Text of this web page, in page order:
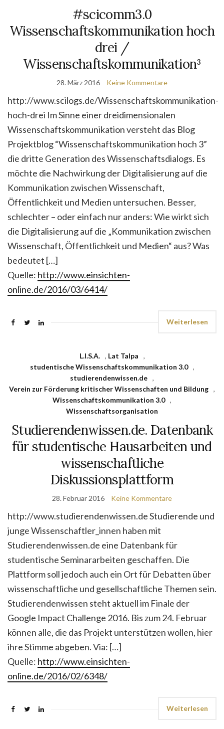
#scicomm3.0
Wissenschaftskommunikation hoch
drei /
Wissenschaftskommunikation³
28. März 2016 Keine Kommentare
http://www.scilogs.de/Wissenschaftskommunikation-
hoch-drei Im Sinne einer dreidimensionalen
Wissenschaftskommunikation versteht das Blog
Projektblog “Wissenschaftskommunikation hoch 3”
die dritte Generation des Wissenschaftsdialogs. Es
möchte die Nachwirkung der Digitalisierung auf die
Kommunikation zwischen Wissenschaft,
Öffentlichkeit und Medien untersuchen. Besser,
schlechter – oder einfach nur anders: Wie wirkt sich
die Digitalisierung auf die „Kommunikation zwischen
Wissenschaft, Öffentlichkeit und Medien“ aus? Was
bedeutet […]
Quelle: http://www.einsichten-
online.de/2016/03/6414/
Weiterlesen
L.I.S.A. , Lat Talpa
,
studentische Wissenschaftskommunikation 3.0
,
studierendenwissen.de ,
Verein zur Förderung kritischer Wissenschaften und Bildung ,
Wissenschaftskommunikation 3.0 ,
Wissenschaftsorganisation
Studierendenwissen.de. Datenbank
für studentische Hausarbeiten und
wissenschaftliche
Diskussionsplattform
28. Februar 2016 Keine Kommentare
http://www.studierendenwissen.de Studierende und
junge Wissenschaftler_innen haben mit
Studierendenwissen.de eine Datenbank für
studentische Seminararbeiten geschaffen. Die
Plattform soll jedoch auch ein Ort für Debatten über
wissenschaftliche und gesellschaftliche Themen sein.
Studierendenwissen steht aktuell im Finale der
Google Impact Challenge 2016. Bis zum 24. Februar
können alle, die das Projekt unterstützen wollen, hier
ihre Stimme abgeben. Via: […]
Quelle: http://www.einsichten-
online.de/2016/02/6348/
Weiterlesen